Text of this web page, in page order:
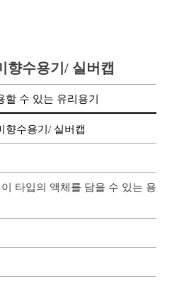
향수용기/ 실버캡
할 수 있는 유리용기
향수용기/ 실버캡
타입의 액체를 담을 수 있는 용